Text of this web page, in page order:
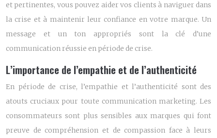
et pertinentes, vous pouvez aider vos clients à naviguer dans
la crise et à maintenir leur confiance en votre marque. Un
message et un ton appropriés sont la clé d’une
communication réussie en période de crise.
L’importance de l’empathie et de l’authenticité
En période de crise, l’empathie et l’authenticité sont des
atouts cruciaux pour toute communication marketing. Les
consommateurs sont plus sensibles aux marques qui font
preuve de compréhension et de compassion face à leurs